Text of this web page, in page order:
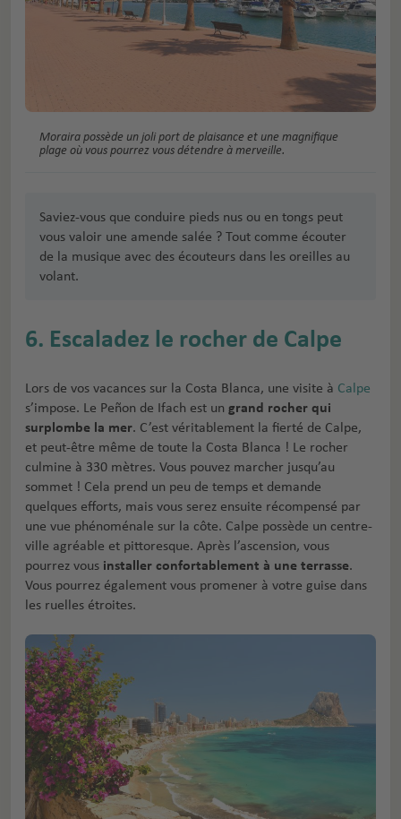
Moraira possède un joli port de plaisance et une magnifique
plage où vous pourrez vous détendre à merveille.
Saviez-vous que conduire pieds nus ou en tongs peut
vous valoir une amende salée ? Tout comme écouter
de la musique avec des écouteurs dans les oreilles au
volant.
6. Escaladez le rocher de Calpe
Lors de vos vacances sur la Costa Blanca, une visite à Calpe
s’impose. Le Peñon de Ifach est un grand rocher qui
surplombe la mer. C’est véritablement la fierté de Calpe,
et peut-être même de toute la Costa Blanca ! Le rocher
culmine à 330 mètres. Vous pouvez marcher jusqu’au
sommet ! Cela prend un peu de temps et demande
quelques efforts, mais vous serez ensuite récompensé par
une vue phénoménale sur la côte. Calpe possède un centre-
ville agréable et pittoresque. Après l’ascension, vous
pourrez vous installer confortablement à une terrasse.
Vous pourrez également vous promener à votre guise dans
les ruelles étroites.